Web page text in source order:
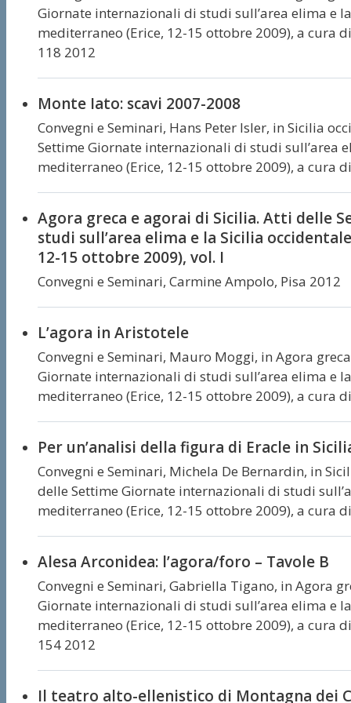
Giornate internazionali di studi sull’area elima e
mediterraneo (Erice, 12-15 ottobre 2009), a cura
118 2012
Monte Iato: scavi 2007-2008
Convegni e Seminari, Hans Peter Isler, in Sicilia
Settime Giornate internazionali di studi sull’area
mediterraneo (Erice, 12-15 ottobre 2009), a cura
Agora greca e agorai di Sicilia. Atti delle
studi sull’area elima e la Sicilia
12-15 ottobre 2009), vol. I
Convegni e Seminari, Carmine Ampolo, Pisa 2012
L’agora in Aristotele
Convegni e Seminari, Mauro Moggi, in Agora
Giornate internazionali di studi sull’area elima e
mediterraneo (Erice, 12-15 ottobre 2009), a cura
Per un’analisi della figura di Eracle in
Convegni e Seminari, Michela De Bernardin, in
delle Settime Giornate internazionali di studi
mediterraneo (Erice, 12-15 ottobre 2009), a cura
Alesa Arconidea: l’agora/foro – Tavole B
Convegni e Seminari, Gabriella Tigano, in Agora
Giornate internazionali di studi sull’area elima e
mediterraneo (Erice, 12-15 ottobre 2009), a cura
154 2012
Il teatro alto-ellenistico di Montagna dei